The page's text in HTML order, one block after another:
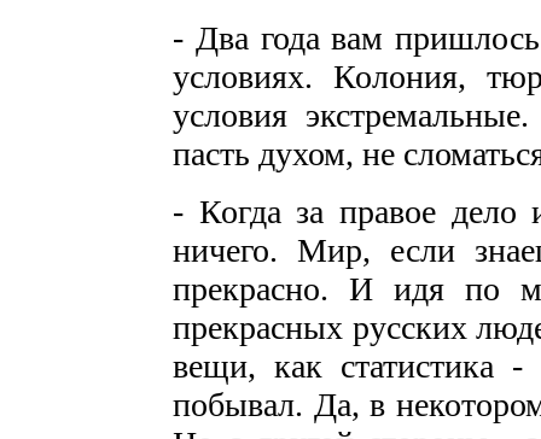
- Два года вам
условиях. Колония,
условия
пасть духом, не
- Когда за правое
ничего. Мир, если
прекрасно. И идя по
прекрасных русских
вещи, как статистика
побывал. Да, в